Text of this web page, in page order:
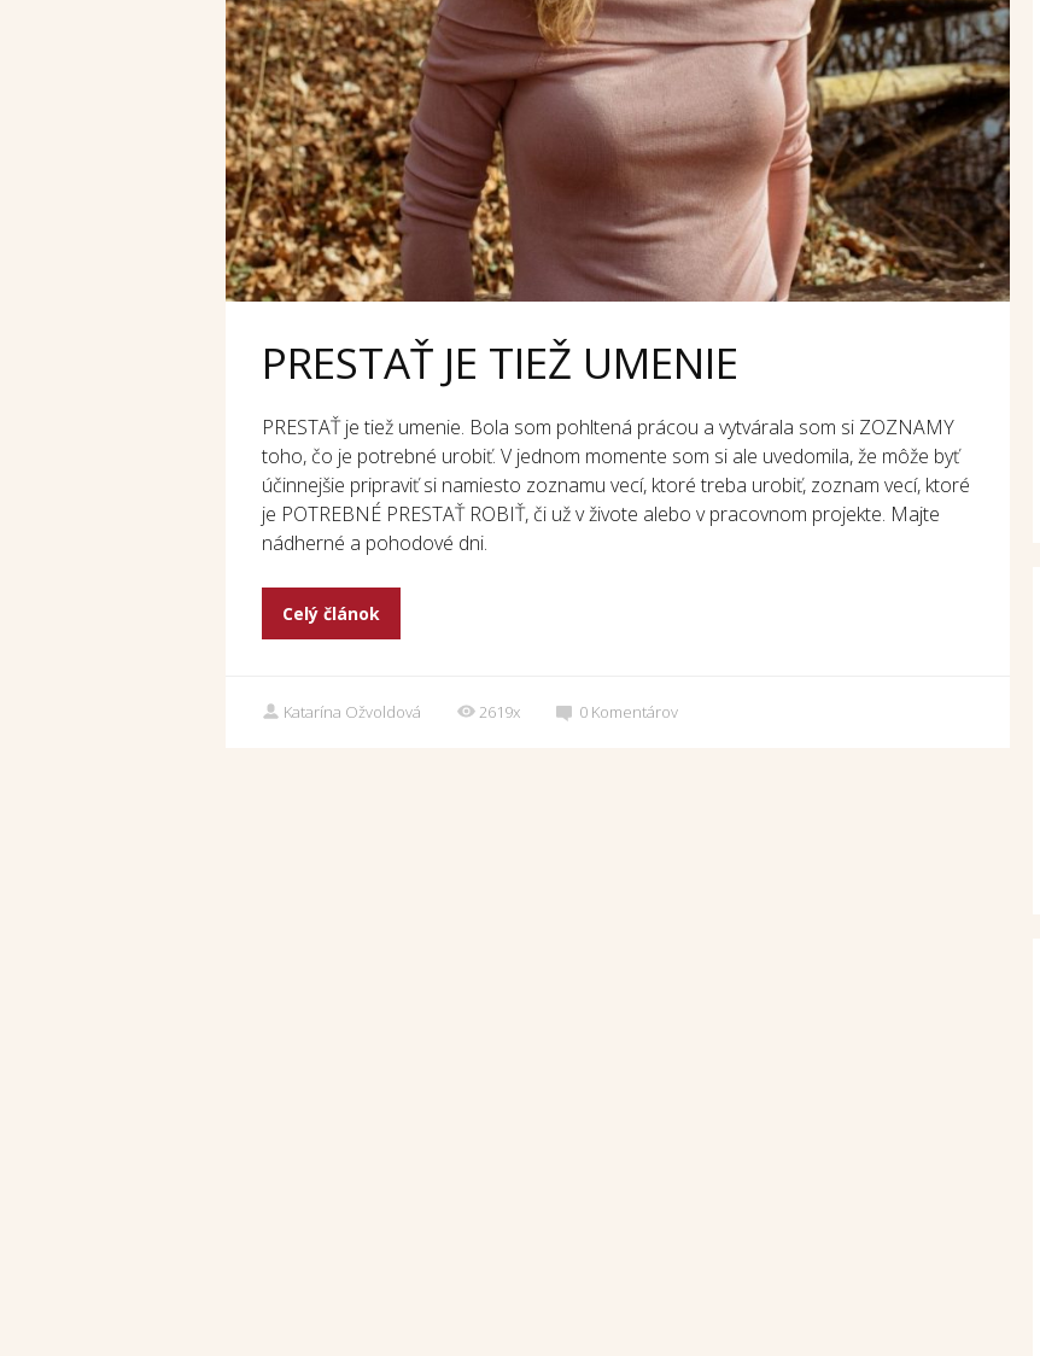
PRESTAŤ JE TIEŽ UMENIE
PRESTAŤ je tiež umenie. Bola som pohltená prácou a vytvárala som si ZOZNAMY
toho, čo je potrebné urobiť. V jednom momente som si ale uvedomila, že môže byť
účinnejšie pripraviť si namiesto zoznamu vecí, ktoré treba urobiť, zoznam vecí, ktoré
je POTREBNÉ PRESTAŤ ROBIŤ, či už v živote alebo v pracovnom projekte. Majte
nádherné a pohodové dni.
Celý článok
Katarína Ožvoldová 2619x 0 Komentárov